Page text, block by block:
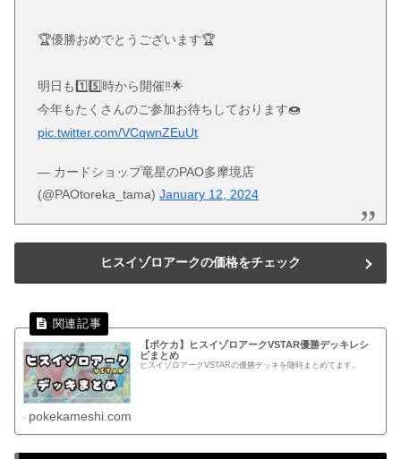
🏆優勝おめでとうございます🏆
明日も1️⃣5️⃣時から開催‼️🌟
今年もたくさんのご参加お待ちしております🍩
pic.twitter.com/VCqwnZEuUt
— カードショップ竜星のPAO多摩境店
(@PAOtoreka_tama)January 12, 2024
ヒスイゾロアークの価格をチェック
【ポケカ】ヒスイゾロアークVSTAR優勝デッキレシ
ピまとめ
ヒスイゾロアークVSTARの優勝デッキを随時まとめてます。
pokekameshi.com